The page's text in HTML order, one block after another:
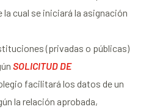
la cual se iniciará la asignación
(privadas o públicas)
SOLICITUD DE
facilitará los datos de un
la relación aprobada,